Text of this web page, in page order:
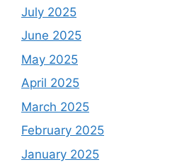
July 2025
June 2025
May 2025
April 2025
March 2025
February 2025
January 2025